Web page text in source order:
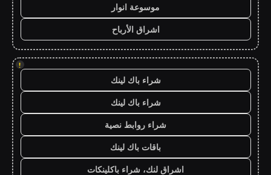
موسوعة انوار
اشراق الأرباح
!
شراء باك لينك
شراء باك لينك
شراء روابط نصية
باقات باك لينك
اشراق لنك، شراء باكلينكات